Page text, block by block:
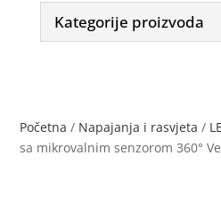
Kategorije proizvoda
Početna / Napajanja i rasvjeta /
sa mikrovalnim senzorom 360°